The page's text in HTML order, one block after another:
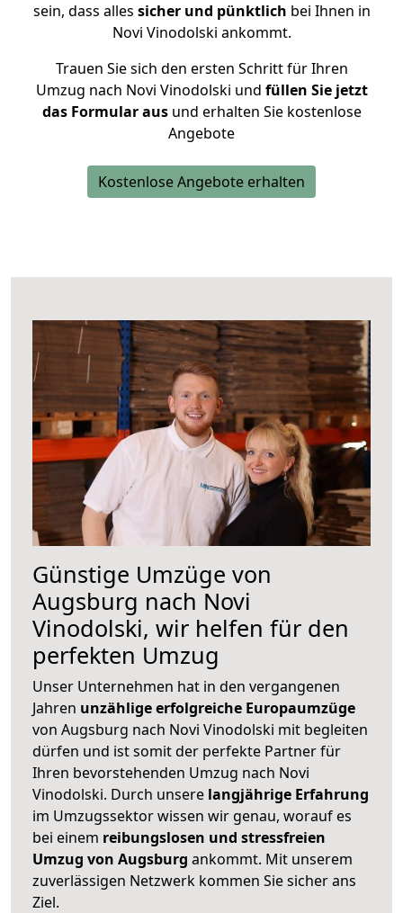
sein, dass alles sicher und pünktlich bei Ihnen in
Novi Vinodolski ankommt.
Trauen Sie sich den ersten Schritt für Ihren
Umzug nach Novi Vinodolski und füllen Sie jetzt
das Formular ausund erhalten Sie kostenlose
Angebote
Kostenlose Angebote erhalten
Günstige Umzüge von
Augsburg nach Novi
Vinodolski, wir helfen für den
perfekten Umzug
Unser Unternehmen hat in den vergangenen
Jahren unzählige erfolgreiche Europaumzüge
von Augsburg nach Novi Vinodolski mit begleiten
dürfen und ist somit der perfekte Partner für
Ihren bevorstehenden Umzug nach Novi
Vinodolski. Durch unsere langjährige Erfahrung
im Umzugssektor wissen wir genau, worauf es
bei einem reibungslosen und stressfreien
Umzug von Augsburg ankommt. Mit unserem
zuverlässigen Netzwerk kommen Sie sicher ans
Ziel.